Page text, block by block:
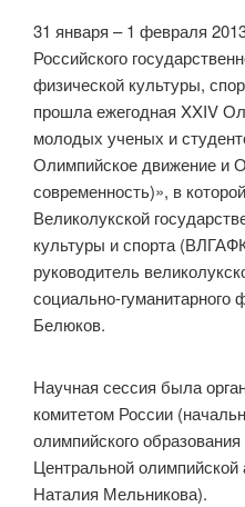
31 января – 1 февраля
Российского
физической культуры,
прошла ежегодная XXIV
молодых ученых и
Олимпийское движение и
современность)», в
Великолукской
культуры и спорта
руководитель
социально-
Белюков.
Научная сессия была
комитетом России
олимпийского
Центральной олимпийской
Наталия Мельникова).